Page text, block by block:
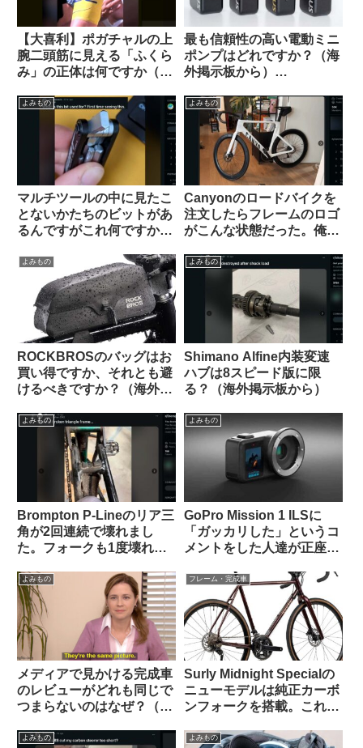
【大喜利】ポガチャルの上
腕二頭筋に見える「ふくら
み」の正体は何ですか（海
最も信頼性の高い電動ミニ
ポンプはどれですか？（海
外掲示板から）
Silca / Fanttik / Trek /
Fumpa Pumpa】
よみもの
マルチツールの中に見たこ
とないかたちのビットがあ
るんですがこれ何ですか？
と詰むやつ】
よみもの
Canyonのロードバイクを
注文したらフレームのロゴ
がこんな状態だった。俺は
示板から）
よみもの
ROCKBROSのバッグはお
買い得ですか、それとも避
けるべきですか？（海外掲
よみもの
Shimano Alfine内装変速
ハブは8スピード版に限
る？（海外掲示板から）
よみもの
Brompton P-Lineのリア三
角が2回連続で壊れまし
た。フォークも1度壊れま
か？】（海外掲示板から）
よみもの
GoPro Mission 1 ILSに
「ガッカリした」というコ
メントをした人達が正座さ
ッドを海外掲示板で発見
よみもの
メディアで見かける完成車
のレビューがどれも同じで
つまらないのはなぜ？（海
フレーム・完成車
Surly Midnight Specialの
ニューモデルは純正カーボ
ンフォークを搭載。これで
よみもの よみもの